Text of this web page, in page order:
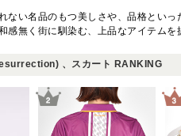
ない名品のもつ美しさや、品格とい
感無く街に馴染む、上品なアイテム
、スカート RANKING